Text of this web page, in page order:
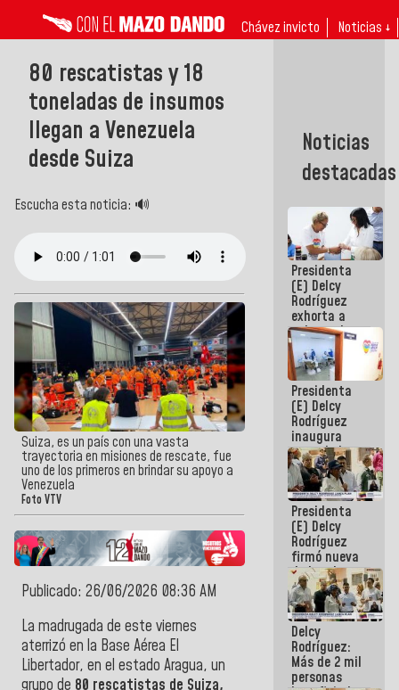
Chávez invicto Noticias ↓
80 rescatistas y 18
toneladas de insumos
llegan a Venezuela
desde Suiza
Escucha esta noticia: 🔊
Suiza, es un país con una vasta
trayectoria en misiones de rescate, fue
uno de los primeros en brindar su apoyo a
Venezuela
Foto VTV
Publicado: 26/06/2026 08:36 AM
La madrugada de este viernes
aterrizó en la Base Aérea El
Libertador, en el estado Aragua, un
Noticias
destacadas
Presidenta
(E) Delcy
Rodríguez
exhorta a
gobernadores
y alcaldes a
edificar
casas para
abuelos
Presidenta
(E) Delcy
Rodríguez
inaugura
casa de los
Abuelos
Primavera
en Caracas
Presidenta
(E) Delcy
Rodríguez
firmó nueva
de Ley de
Arrendamiento
aprobada
por la AN
Delcy
Rodríguez:
Más de 2 mil
personas